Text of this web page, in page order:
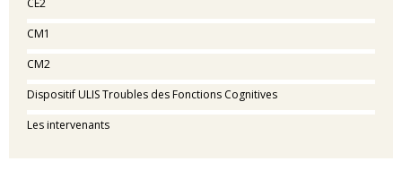
CE2
CM1
CM2
Dispositif ULIS Troubles des Fonctions Cognitives
Les intervenants